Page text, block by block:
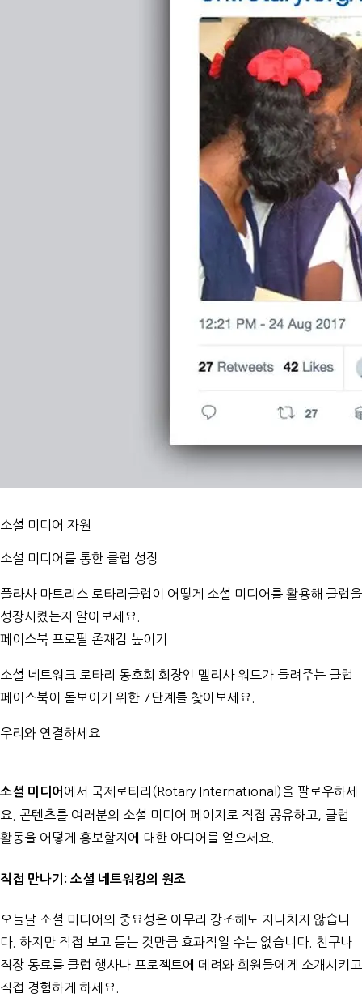
소셜 미디어 자원
소셜 미디어를 통한 클럽 성장
플라사 마트리스 로타리클럽이 어떻게 소셜 미디어를 활용해 클럽을
성장시켰는지 알아보세요.
페이스북 프로필 존재감 높이기
소셜 네트워크 로타리 동호회 회장인 멜리사 워드가 들려주는 클럽
페이스북이 돋보이기 위한 7단계 를 찾아보세요.
우리와 연결하세요
소셜 미디어 에서 국제로타리(Rotary International)을 팔로우하세
요. 콘텐츠를 여러분의 소셜 미디어 페이지로 직접 공유하고, 클럽
활동을 어떻게 홍보할지에 대한 아디어를 얻으세요.
직접 만나기: 소셜 네트워킹의 원조
오늘날 소셜 미디어의 중요성은 아무리 강조해도 지나치지 않습니
다. 하지만 직접 보고 듣는 것만큼 효과적일 수는 없습니다. 친구나
직장 동료를 클럽 행사나 프로젝트에 데려와 회원들에게 소개시키고
직접 경험하게 하세요.